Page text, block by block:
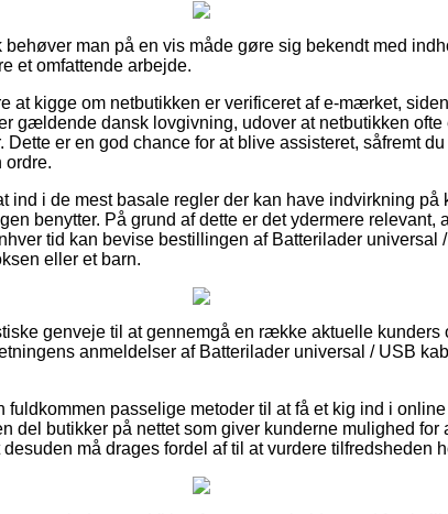
man på en vis måde gøre sig bekendt med
et omfattende arbejde.
at kigge om netbutikken er verificeret af e-mærket,
gældende dansk lovgivning, udover at netbutikken
er en god chance for at blive assisteret, såfremt
ordre.
ind i de mest basale regler der kan have indvirkning på
benytter. På grund af dette er det ydermere relevant,
tid kan bevise bestillingen af Batterilader
eller et barn.
genveje til at gennemgå en række aktuelle kunders
anmeldelser af Batterilader universal / USB
fuldkommen passelige metoder til at få et kig ind i
del butikker på nettet som giver kunderne mulighed for
må drages fordel af til at vurdere tilfredsheden